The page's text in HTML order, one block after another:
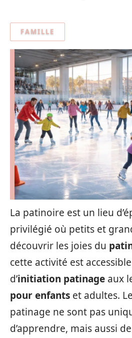
FAMILLE
La patinoire est un lieu
privilégié où petits et
découvrir les joies du
cette activité est
d’initiation patinage aux
pour enfants et adultes.
patinage ne sont pas
d’apprendre, mais aussi